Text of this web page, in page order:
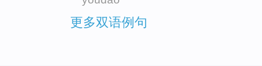
更多双语例句